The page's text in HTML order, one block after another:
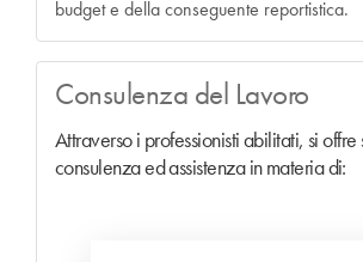
budget e della conseguente reportistica.
Consulenza del Lavoro
Attraverso i professionisti abilitati, si
consulenza ed assistenza in materia di: